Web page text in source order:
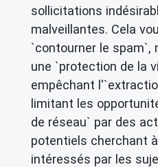
sollicitations
malveillantes. Cela
`contourner le
une `protection de la
empêchant
limitant les
de réseau` par des
potentiels cherchant
intéressés par les